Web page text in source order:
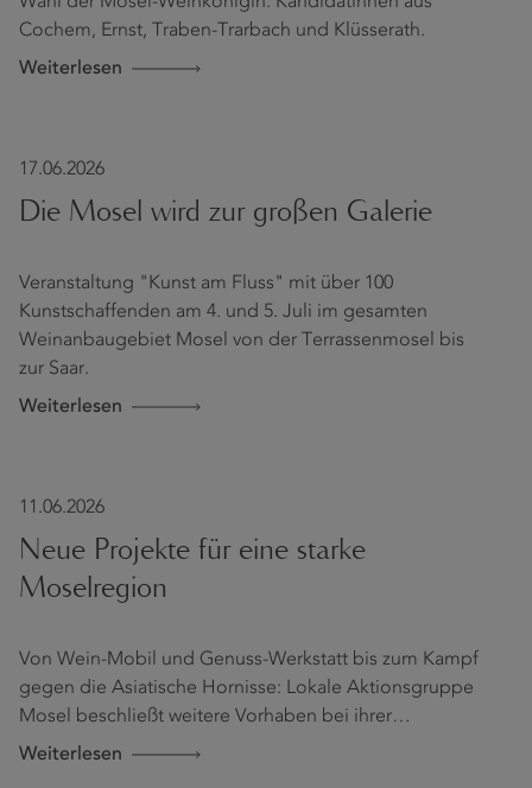
Cochem, Ernst, Traben-Trarbach und Klüsserath.
Weiterlesen
17.06.2026
Die Mosel wird zur großen Galerie
Veranstaltung "Kunst am Fluss" mit über 100
Kunstschaffenden am 4. und 5. Juli im gesamten
Weinanbaugebiet Mosel von der Terrassenmosel bis
zur Saar.
Weiterlesen
11.06.2026
Neue Projekte für eine starke
Moselregion
Von Wein-Mobil und Genuss-Werkstatt bis zum Kampf
gegen die Asiatische Hornisse: Lokale Aktionsgruppe
Mosel beschließt weitere Vorhaben bei ihrer…
Weiterlesen